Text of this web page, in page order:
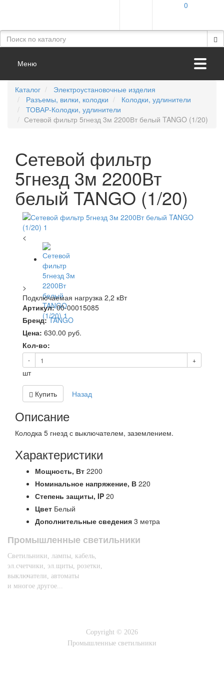
0
Меню
Каталог
Электроустановочные изделия
Разъемы, вилки, колодки
Колодки, удлинители
ТОВАР-Колодки, удлинители
Сетевой фильтр 5гнезд 3м 2200Вт белый TANGO (1/20)
Сетевой фильтр
5гнезд 3м 2200Вт
белый TANGO (1/20)
<
>
Подключаемая нагрузка 2,2 кВт
Артикул: 00-00015085
Бренд: TANGO
Цена: 630.00 руб.
Кол-во:
- +
шт
Купить Назад
Описание
Колодка 5 гнезд с выключателем, заземлением.
Характеристики
Мощность, Вт 2200
Номинальное напряжение, В 220
Степень защиты, IP 20
Цвет Белый
Дополнительные сведения 3 метра
Промышленные светильники
Светильники, лампы, кабель,
эл.счетчики, эл.щиты, розетки,
выключатели, автоматы
и многое другое...
Copyright © 2026
Промышленные светильники